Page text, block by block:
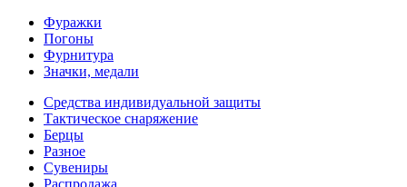
Фуражки
Погоны
Фурнитура
Значки, медали
Средства индивидуальной защиты
Тактическое снаряжение
Берцы
Разное
Сувениры
Распродажа